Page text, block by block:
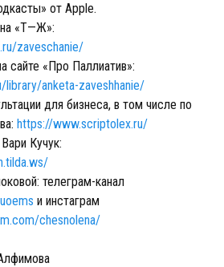
от Apple.
«Т—Ж»:
zaveschanie/
сайте «Про Паллиатив»:
library/anketa-zaveshhanie/
для бизнеса, в том числе по
https://www.scriptolex.ru/
Кучук:
телеграм-канал
и инстаграм
chesnolena/